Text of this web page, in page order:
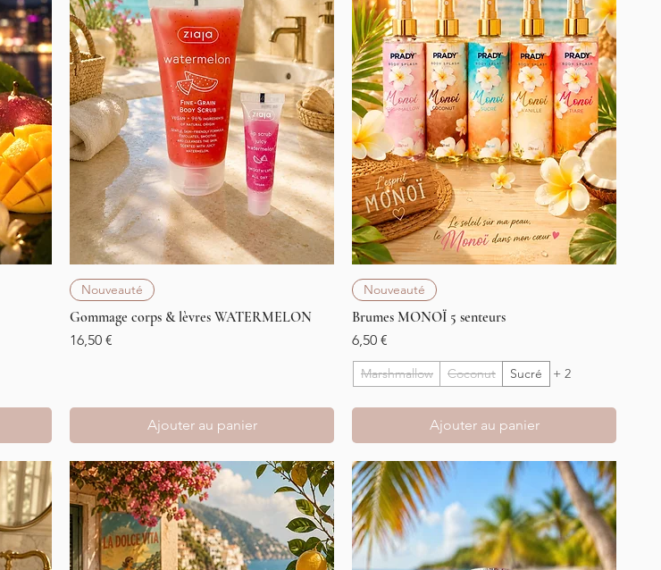
Nouveauté
Gommage corps & lèvres WATERMELON
Prix
16,50 €
Ajouter au panier
Nouveauté
Brumes MONOÏ 5 senteurs
Prix
6,50 €
Marshmallow Coconut Sucré + 2
Ajouter au panier